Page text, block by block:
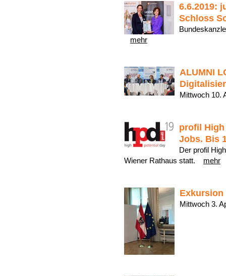
6.6.2019:
Schloss
mehr
ALUMNI
Mittwoch
profil High
Jobs. Bis
Der profil
Wiener Rathaus statt. mehr
Exkursion
Mittwoch 3.